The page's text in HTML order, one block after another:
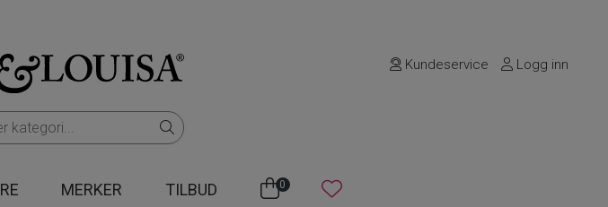
Kundeservice Logg inn
MERKER TILBUD 0